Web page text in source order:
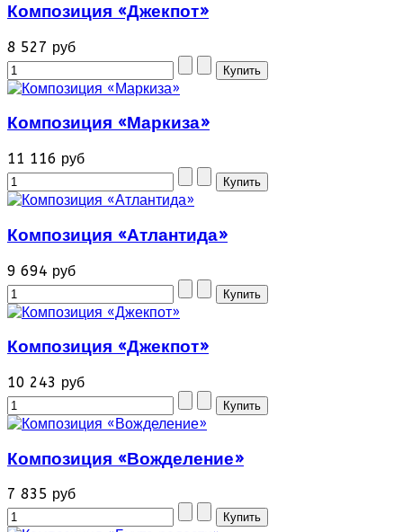
Композиция «Джекпот»
8 527 руб
Композиция «Маркиза»
11 116 руб
Композиция «Атлантида»
9 694 руб
Композиция «Джекпот»
10 243 руб
Композиция «Вожделение»
7 835 руб